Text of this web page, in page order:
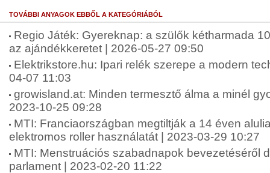
TOVÁBBI ANYAGOK EBBŐL A KATEGÓRIÁBÓL
Regio Játék: Gyereknap: a szülők kétharmada
az ajándékkeretet | 2026-05-27 09:50
Elektrikstore.hu: Ipari relék szerepe a modern
04-07 11:03
growisland.at: Minden termesztő álma a minél
2023-10-25 09:28
MTI: Franciaországban megtiltják a 14 éven
elektromos roller használatát | 2023-03-29 10:27
MTI: Menstruációs szabadnapok bevezetéséről
parlament | 2023-02-20 11:22